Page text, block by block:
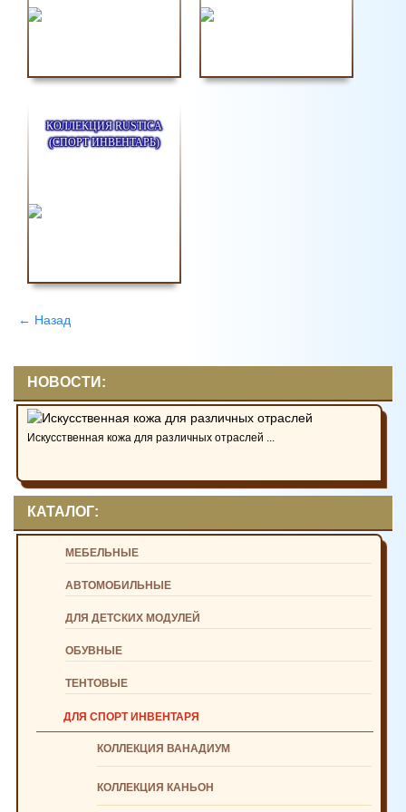
НОВОСТИ:
Искусственная кожа для различных отраслей ...
КАТАЛОГ:
МЕБЕЛЬНЫЕ
АВТОМОБИЛЬНЫЕ
ДЛЯ ДЕТСКИХ МОДУЛЕЙ
ОБУВНЫЕ
ТЕНТОВЫЕ
ДЛЯ СПОРТ ИНВЕНТАРЯ
КОЛЛЕКЦИЯ ВАНАДИУМ
КОЛЛЕКЦИЯ КАНЬОН
КОЛЛЕКЦИЯ RUSTICA
(СПОРТ ИНВЕНТАРЬ)
← Назад